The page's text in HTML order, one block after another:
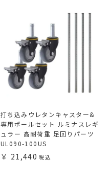
打ち込みウレタンキャスター&
専用ポールセット ルミナスレギ
ュラー 高耐荷重 足回りパーツ
UL090-100US
21,440